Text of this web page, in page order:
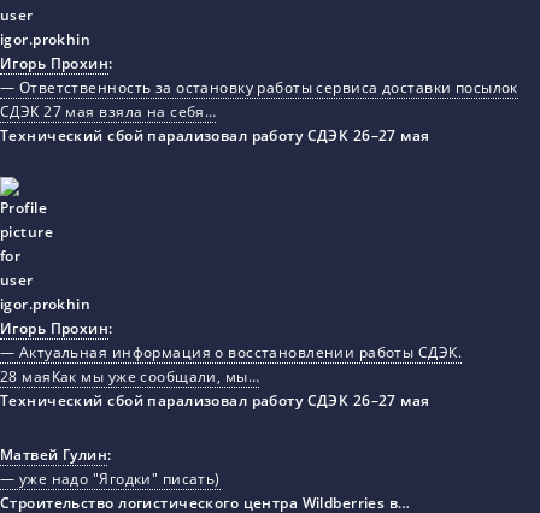
Игорь Прохин:
— Ответственность за остановку работы сервиса доставки посылок
СДЭК 27 мая взяла на себя…
Технический сбой парализовал работу СДЭК 26–27 мая
Игорь Прохин:
— Актуальная информация о восстановлении работы СДЭК.
28 маяКак мы уже сообщали, мы…
Технический сбой парализовал работу СДЭК 26–27 мая
Матвей Гулин:
— уже надо "Ягодки" писать)
Строительство логистического центра Wildberries в…